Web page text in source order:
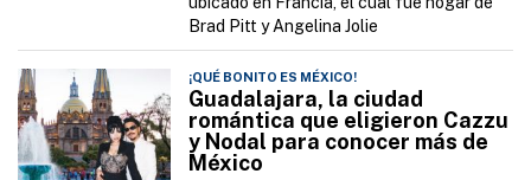
Brad Pitt y Angelina Jolie
¡QUÉ BONITO ES MÉXICO!
Guadalajara, la ciudad
romántica que eligieron Cazzu
y Nodal para conocer más de
México